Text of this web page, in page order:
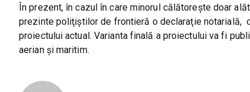
În prezent, în cazul în care minorul călătoreşte doar
prezinte poliţiştilor de frontieră o declaraţie notarială,
proiectului actual. Varianta finală a proiectului va fi
aerian și maritim.